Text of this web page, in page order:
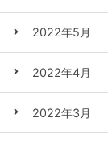
2022年5月
2022年4月
2022年3月